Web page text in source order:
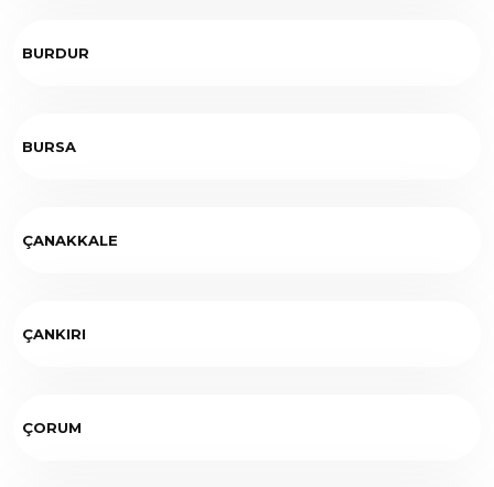
BURDUR
BURSA
ÇANAKKALE
ÇANKIRI
ÇORUM